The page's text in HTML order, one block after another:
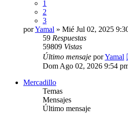
1
2
3
porYamal » Mié Jul 02, 2025
59 Respuestas
59809 Vistas
Último mensaje porYamal
Dom Ago 02, 2026 9:54
Mercadillo
Temas
Mensajes
Último mensaje